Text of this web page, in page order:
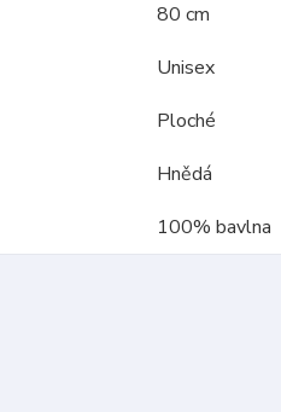
80 cm
Unisex
Ploché
Hnědá
100% bavlna